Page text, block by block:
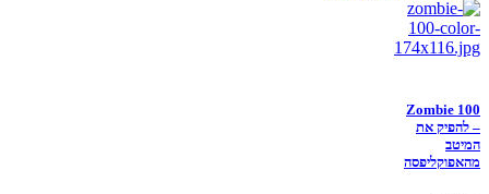
Zombie 100
– להפיק את
המיטב
מהאפוקליפסה